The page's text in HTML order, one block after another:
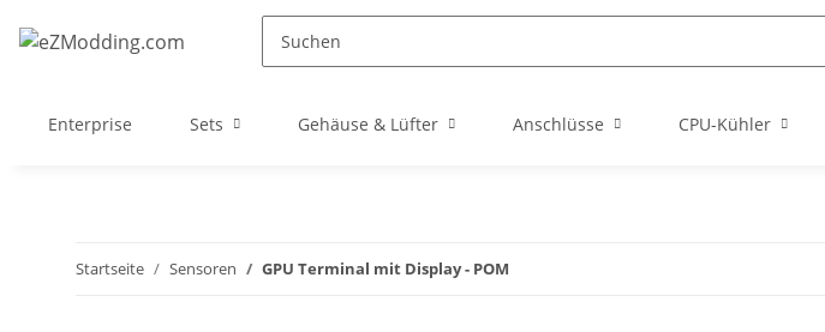
Enterprise Sets Gehäuse & Lüfter Anschlüsse CPU-Kühler
Startseite Sensoren GPU Terminal mit Display - POM